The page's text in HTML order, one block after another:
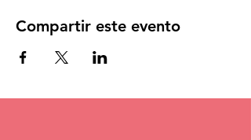
Compartir este evento